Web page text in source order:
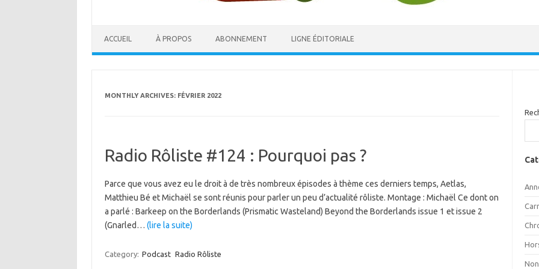
ACCUEIL À PROPOS ABONNEMENT LIGNE ÉDITORIALE
MONTHLY ARCHIVES: FÉVRIER 2022
Radio Rôliste #124 : Pourquoi pas ?
Parce que vous avez eu le droit à de très nombreux épisodes à thème ces derniers temps, Aetlas,
Matthieu Bé et Michaël se sont réunis pour parler un peu d’actualité rôliste. Montage : Michaël Ce dont on
a parlé : Barkeep on the Borderlands (Prismatic Wasteland) Beyond the Borderlands issue 1 et issue 2
(Gnarled… (lire la suite)
Category: Podcast Radio Rôliste